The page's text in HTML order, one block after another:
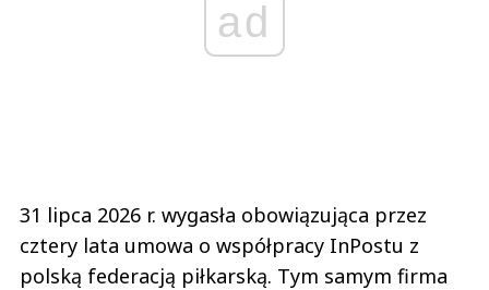
ad
31 lipca 2026 r. wygasła obowiązująca przez
cztery lata umowa o współpracy InPostu z
polską federacją piłkarską. Tym samym firma